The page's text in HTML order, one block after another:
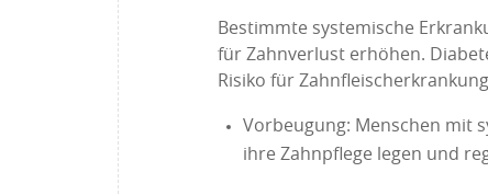
Bestimmte systemische
für Zahnverlust erhöhen.
Risiko für
Vorbeugung: Menschen mit
ihre Zahnpflege legen und